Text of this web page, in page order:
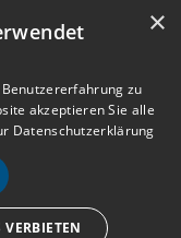
Registrieren
e
n
ü
×
zu
akzeptieren Sie alle
Datenschutzerklärung